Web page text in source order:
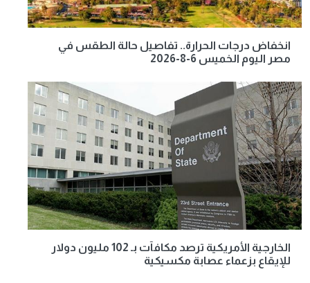
انخفاض درجات الحرارة.. تفاصيل حالة الطقس في
مصر اليوم الخميس 6-8-2026
الخارجية الأمريكية ترصد مكافآت بـ 102 مليون دولار
للإيقاع بزعماء عصابة مكسيكية